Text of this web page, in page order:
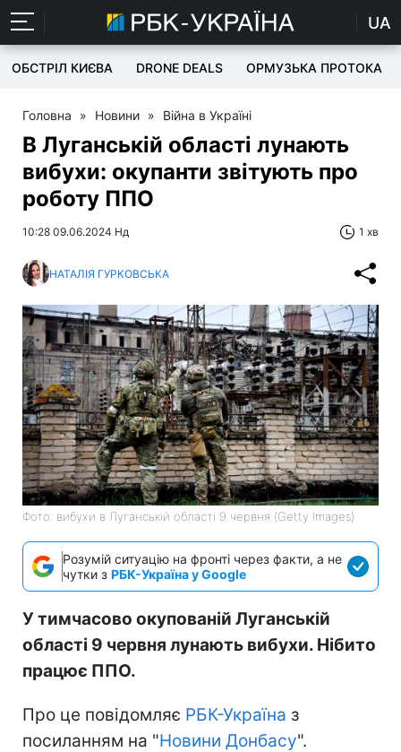
UA
ОБСТРІЛ КИЄВА DRONE DEALS ОРМУЗЬКА ПРОТОКА
Головна » Новини » Війна в Україні
В Луганській області лунають
вибухи: окупанти звітують про
роботу ППО
10:28 09.06.2024 Нд 1 хв
НАТАЛІЯ ГУРКОВСЬКА
Фото: вибухи в Луганській області 9 червня (Getty Images)
Розумій ситуацію на фронті через факти, а не
чутки з РБК-Україна у Google
У тимчасово окупованій Луганській
області 9 червня лунають вибухи. Нібито
працює ППО.
Про це повідомляє РБК-Україна з
посиланням на "Новини Донбасу".